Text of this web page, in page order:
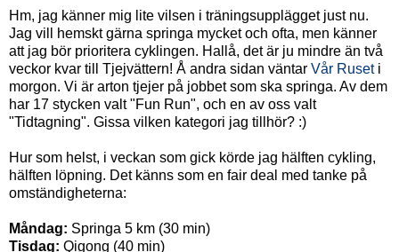
Hm, jag känner mig lite vilsen i träningsupplägget just nu.
Jag vill hemskt gärna springa mycket och ofta, men känner
att jag bör prioritera cyklingen. Hallå, det är ju mindre än två
veckor kvar till Tjejvättern! Å andra sidan väntar Vår Ruseti
morgon. Vi är arton tjejer på jobbet som ska springa. Av dem
har 17 stycken valt "Fun Run", och en av oss valt
"Tidtagning". Gissa vilken kategori jag tillhör? :)
Hur som helst, i veckan som gick körde jag hälften cykling,
hälften löpning. Det känns som en fair deal med tanke på
omständigheterna:
Måndag: Springa 5 km (30 min)
Tisdag: Qigong (40 min)